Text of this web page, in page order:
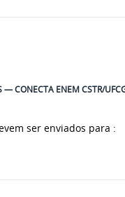
CONECTA ENEM CSTR/
ser enviados para :